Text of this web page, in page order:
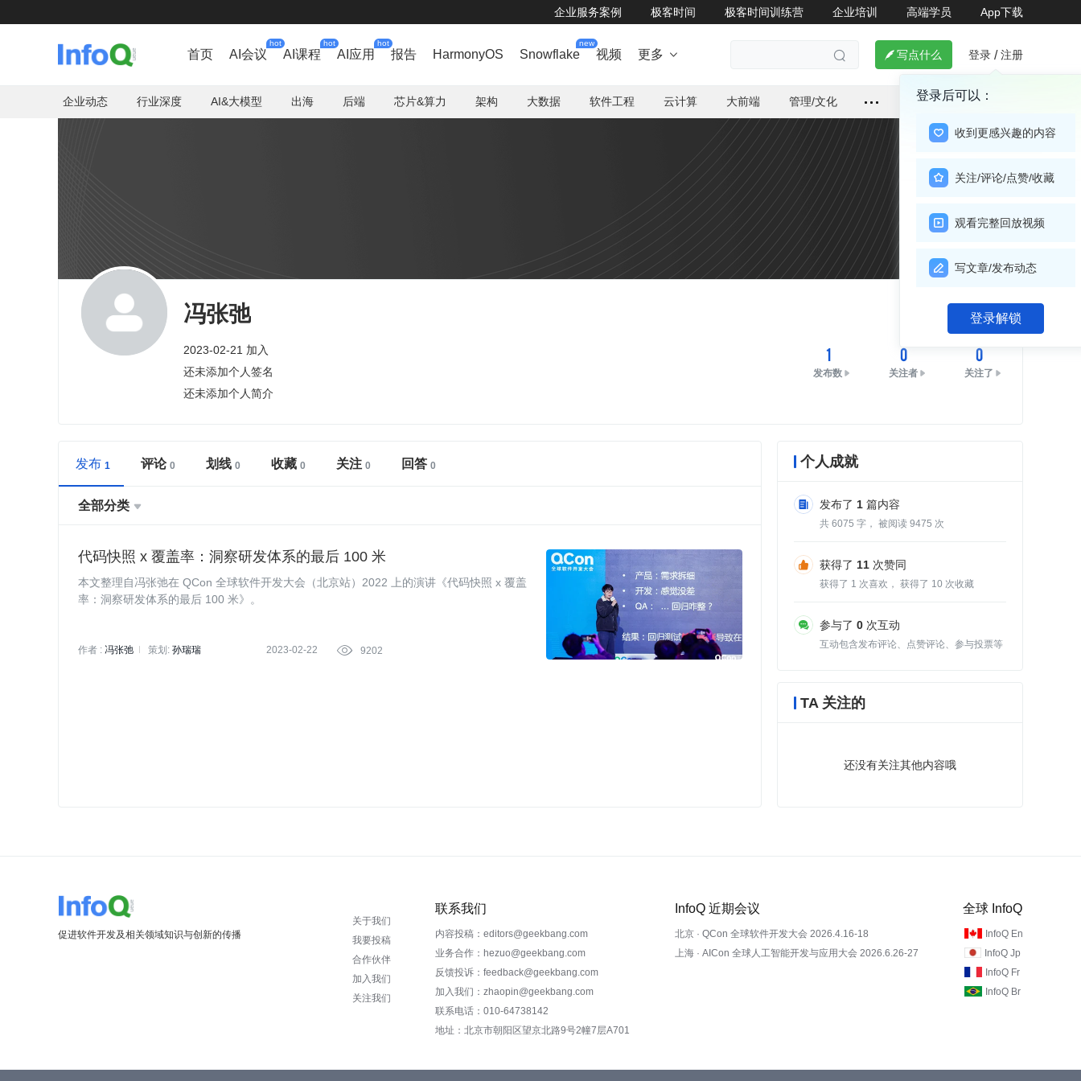
企业服务案例 极客时间 极客时间训练营 企业培训 高端学员 App下载
首页 AI会议
hot
AI课程
hot
AI应用
hot
报告 HarmonyOS Snowflake
new
视频 更多    写点什么 登录 / 注册
登录后可以：
收到更感兴趣的内容
关注/评论/点赞/收藏
观看完整回放视频
写文章/发布动态
登录解锁
企业动态 行业深度 AI&大模型 出海 后端 芯片&算力 架构 大数据 软件工程 云计算 大前端 管理/文化
冯张弛
2023-02-21 加入
还未添加个人签名
还未添加个人简介
关注
1
发布数
0
关注者
0
关注了
发布 评论 划线 收藏 关注 回答
全部分类 
代码快照 x 覆盖率：洞察研发体系的最后 100 米
本文整理自冯张弛在 QCon 全球软件开发大会（北京站）2022 上的演讲《代码快照 x 覆盖
率：洞察研发体系的最后 100 米》。
作者 : 冯张弛 策划: 孙瑞瑞 2023-02-22  9202
个人成就
发布了 1 篇内容
共 6075 字， 被阅读 9475 次
获得了 11 次赞同
获得了 1 次喜欢， 获得了 10 次收藏
参与了 0 次互动
互动包含发布评论、点赞评论、参与投票等
TA 关注的
还没有关注其他内容哦
促进软件开发及相关领域知识与创新的传播
关于我们
我要投稿
合作伙伴
加入我们
关注我们
联系我们
内容投稿：editors@geekbang.com
业务合作：hezuo@geekbang.com
反馈投诉：feedback@geekbang.com
加入我们：zhaopin@geekbang.com
联系电话：010-64738142
地址：北京市朝阳区望京北路9号2幢7层A701
InfoQ 近期会议
北京 · QCon 全球软件开发大会 2026.4.16-18
上海 · AICon 全球人工智能开发与应用大会 2026.6.26-27
全球 InfoQ
InfoQ En
InfoQ Jp
InfoQ Fr
InfoQ Br